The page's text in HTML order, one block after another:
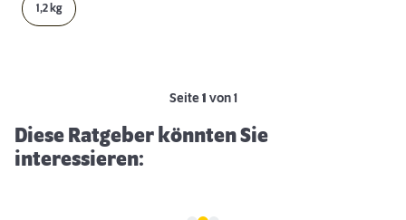
1,2 kg
Seite1 von 1
Diese Ratgeber könnten Sie
interessieren: